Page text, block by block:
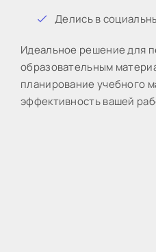
Дeлиcь в
Идeaльнoe peшeниe для
образовательным
планирование учебного
эффективность вашей